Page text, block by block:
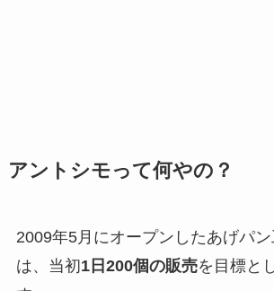
アントシモって何やの？
2009年5月にオープンしたあげパ
は、当初1日200個の販売を目標と